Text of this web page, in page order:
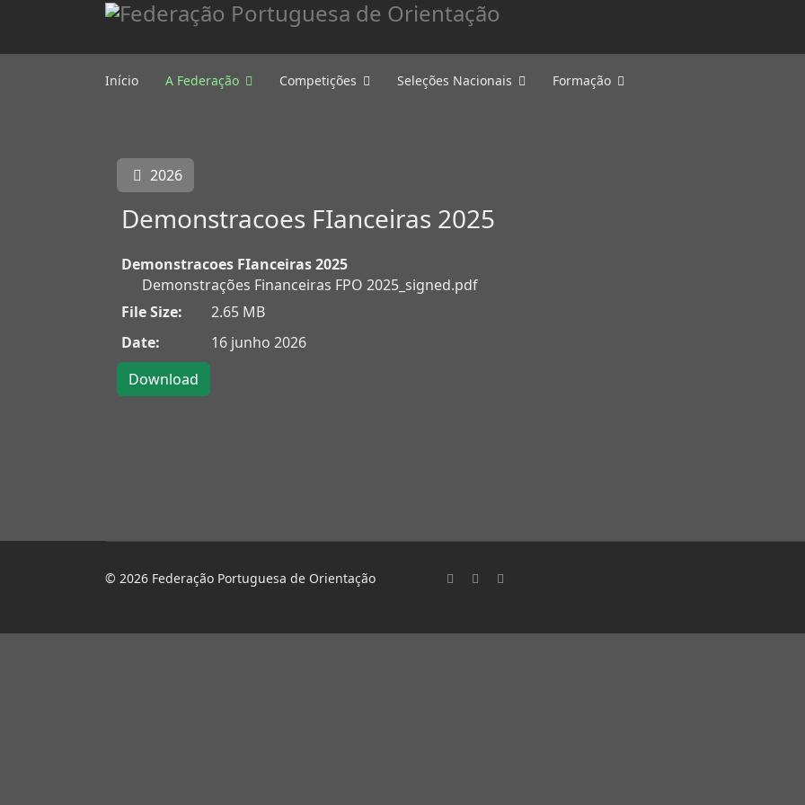
Início A Federação Competições Seleções Nacionais Formação
2026
Demonstracoes FIanceiras 2025
Demonstracoes FIanceiras 2025
Demonstrações Financeiras FPO 2025_signed.pdf
File Size:
2.65 MB
Date:
16 junho 2026
© 2026 Federação Portuguesa de Orientação